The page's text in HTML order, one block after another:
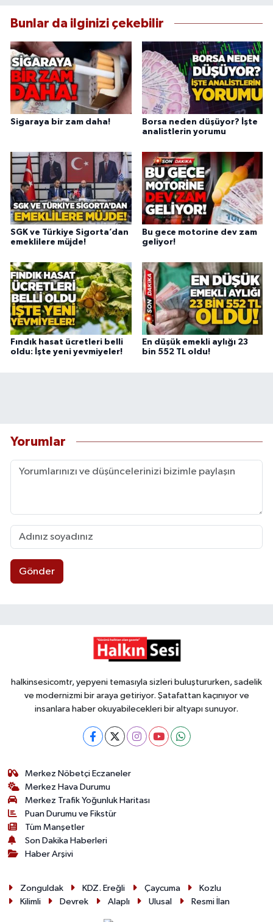
Bunlar da ilginizi çekebilir
Sigaraya bir zam daha!
Borsa neden düşüyor? İşte
analistlerin yorumu
SGK ve Türkiye Sigorta’dan
emeklilere müjde!
Bu gece motorine dev zam
geliyor!
Fındık hasat ücretleri belli
oldu: İşte yeni yevmiyeler!
En düşük emekli aylığı 23
bin 552 TL oldu!
Yorumlar
Gönder
halkinsesicomtr, yepyeni temasıyla sizleri buluştururken, sadelik
ve modernizmi bir araya getiriyor. Şatafattan kaçınıyor ve
insanlara haber okuyabilecekleri bir altyapı sunuyor.
Merkez Nöbetçi Eczaneler
Merkez Hava Durumu
Merkez Trafik Yoğunluk Haritası
Puan Durumu ve Fikstür
Tüm Manşetler
Son Dakika Haberleri
Haber Arşivi
Zonguldak KDZ. Ereğli Çaycuma
Kozlu
Kilimli
Devrek Alaplı Ulusal Resmi İlan